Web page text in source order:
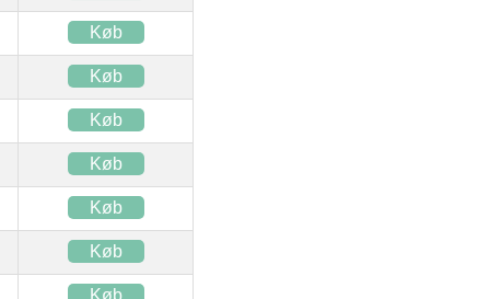
Køb
Køb
Køb
Køb
Køb
Køb
Køb